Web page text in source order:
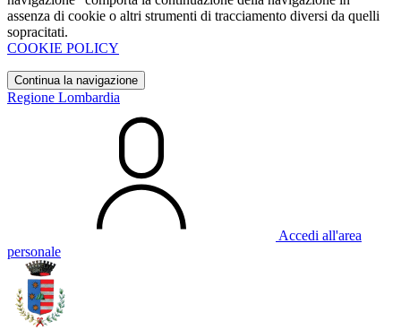
assenza di cookie o altri strumenti di tracciamento diversi da quelli
sopracitati.
COOKIE POLICY
Continua la navigazione
Regione Lombardia
Accedi all'area
personale